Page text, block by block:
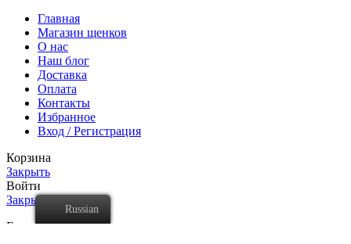
Главная
Магазин щенков
О нас
Наш блог
Доставка
Оплата
Контакты
Избранное
Вход / Регистрация
Корзина
Закрыть
Войти
Закрыть
Еще нет аккаунта?
Russian